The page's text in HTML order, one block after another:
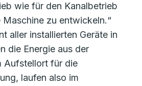
wie für den Kanalbetrieb
Maschine zu entwickeln.“
aller installierten Geräte in
die Energie aus der
Aufstellort für die
laufen also im